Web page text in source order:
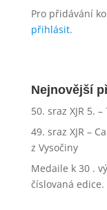
Pro přidávání
přihlásit.
Nejnovější
50. sraz XJR 5.
49. sraz XJR –
z Vysočiny
Medaile k 30 .
číslovaná edice.